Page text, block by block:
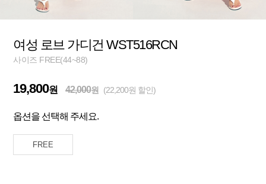
여성 로브 가디건 WST516RCN
사이즈 FREE(44~88)
19,800원 42,000원 (22,200원 할인)
옵션을 선택해 주세요.
FREE